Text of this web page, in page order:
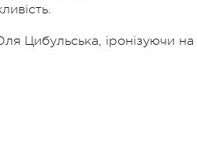
Цибульська, іронізуючи на